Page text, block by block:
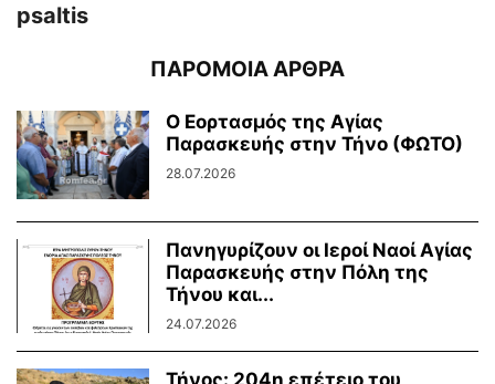
psaltis
ΠΑΡΟΜΟΙΑ ΑΡΘΡΑ
Ο Εορτασμός της Αγίας
Παρασκευής στην Τήνο (ΦΩΤΟ)
28.07.2026
Πανηγυρίζουν οι Ιεροί Ναοί Αγίας
Παρασκευής στην Πόλη της
Τήνου και...
24.07.2026
Τήνος: 204η επέτειο του